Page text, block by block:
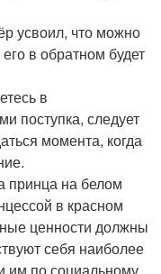
усвоил, что можно
в обратном будет
в
поступка, следует
момента, когда
принца на белом
в красном
ценности должны
себя наиболее